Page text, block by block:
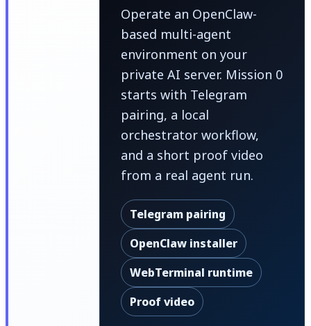
Operate an OpenClaw-
based multi-agent
environment on your
private AI server. Mission 0
starts with Telegram
pairing, a local
orchestrator workflow,
and a short proof video
from a real agent run.
Telegram pairing
OpenClaw installer
WebTerminal runtime
Proof video